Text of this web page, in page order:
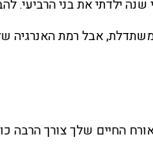
משתדלת, אבל רמת האנרגיה
החיים שלך צורך הרבה